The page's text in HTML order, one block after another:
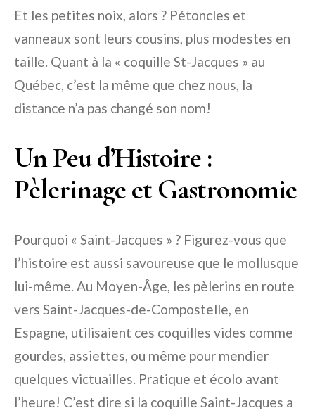
Et les petites noix, alors ? Pétoncles et
vanneaux sont leurs cousins, plus modestes en
taille. Quant à la « coquille St-Jacques » au
Québec, c’est la même que chez nous, la
distance n’a pas changé son nom!
Un Peu d’Histoire :
Pèlerinage et Gastronomie
Pourquoi « Saint-Jacques » ? Figurez-vous que
l’histoire est aussi savoureuse que le mollusque
lui-même. Au Moyen-Âge, les pèlerins en route
vers Saint-Jacques-de-Compostelle, en
Espagne, utilisaient ces coquilles vides comme
gourdes, assiettes, ou même pour mendier
quelques victuailles. Pratique et écolo avant
l’heure! C’est dire si la coquille Saint-Jacques a